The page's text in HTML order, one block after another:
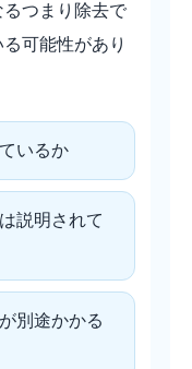
つまり除去で
可能性があり
いるか
説明されて
別途かかる